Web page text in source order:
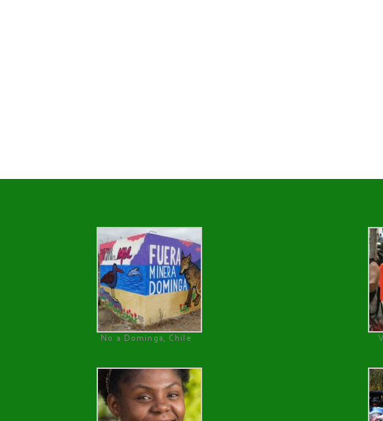
No a Dominga, Chile